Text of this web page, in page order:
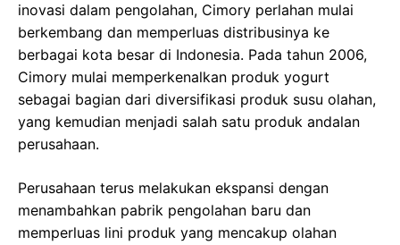
inovasi dalam pengolahan, Cimory perlahan mulai
berkembang dan memperluas distribusinya ke
berbagai kota besar di Indonesia. Pada tahun 2006,
Cimory mulai memperkenalkan produk yogurt
sebagai bagian dari diversifikasi produk susu olahan,
yang kemudian menjadi salah satu produk andalan
perusahaan.
Perusahaan terus melakukan ekspansi dengan
menambahkan pabrik pengolahan baru dan
memperluas lini produk yang mencakup olahan